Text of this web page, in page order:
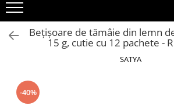
Anvelope & Jante
Covorase auto
Echipamente pentru Atelier
Moto
Reparatii si echipamente auto
Bețișoare de tămâie din lemn
15 g, cutie cu 12 pachete -
SATYA
-40%